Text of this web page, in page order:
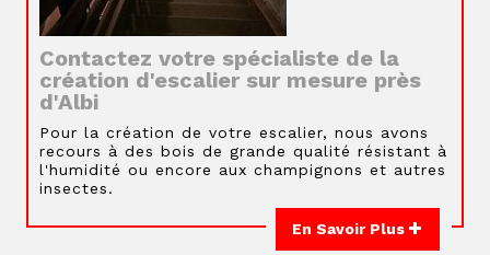
Contactez votre spécialiste de la
création d'escalier sur mesure près
d'Albi
Pour la création de votre escalier, nous avons
recours à des bois de grande qualité résistant à
l'humidité ou encore aux champignons et autres
insectes.
En Savoir Plus